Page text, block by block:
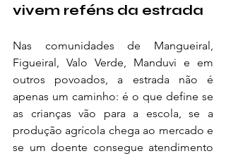
vivem reféns da estrada
Nas comunidades de Mangueiral,
Figueiral, Valo Verde, Manduvi e em
outros povoados, a estrada não é
apenas um caminho: é o que define se
as crianças vão para a escola, se a
produção agrícola chega ao mercado e
se um doente consegue atendimento